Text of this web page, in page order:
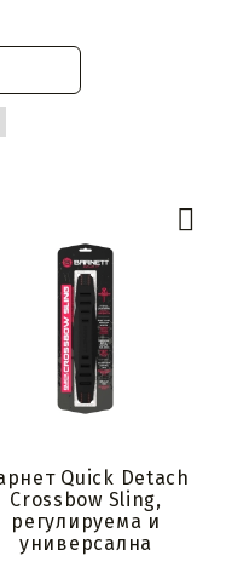
Quick Detach
Crossbow Sling,
регулируема и
универсална